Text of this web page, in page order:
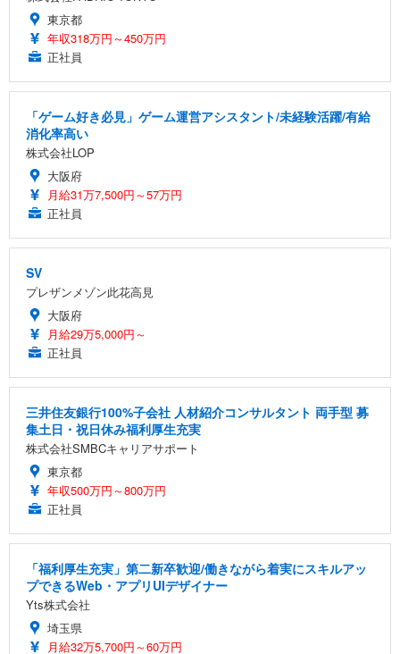
東京都
年収318万円～450万円
正社員
「ゲーム好き必見」ゲーム運営アシスタント/未経験活躍/有給
消化率高い
株式会社LOP
大阪府
月給31万7,500円～57万円
正社員
SV
プレザンメゾン此花高見
大阪府
月給29万5,000円～
正社員
三井住友銀行100%子会社 人材紹介コンサルタント 両手型 募
集土日・祝日休み福利厚生充実
株式会社SMBCキャリアサポート
東京都
年収500万円～800万円
正社員
「福利厚生充実」第二新卒歓迎/働きながら着実にスキルアッ
プできるWeb・アプリUIデザイナー
Yts株式会社
埼玉県
月給32万5,700円～60万円